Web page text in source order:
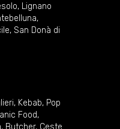
, Lignano
,
, San Donà di
, Kebab, Pop
Food,
, Butcher, Ceste